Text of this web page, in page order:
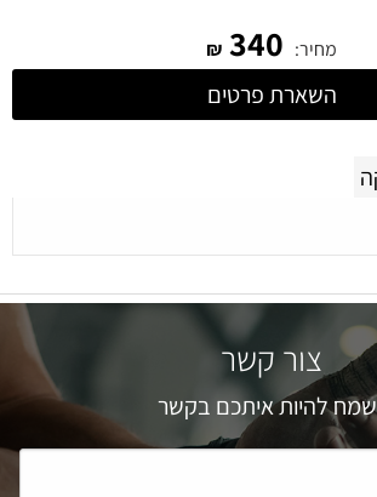
מחיר: 340
₪
השארת פרטים
צור קשר
להיות איתכם בקשר